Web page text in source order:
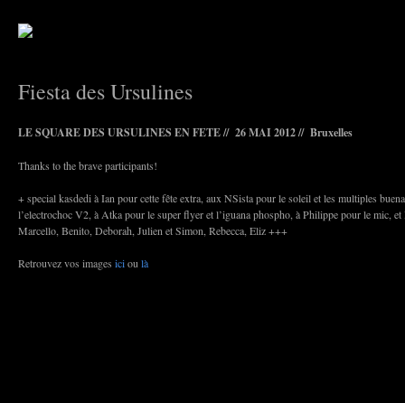
Fiesta des Ursulines
LE SQUARE DES URSULINES EN FETE // 26 MAI 2012 // Bruxelles
Thanks to the brave participants!
+ special kasdedi à Ian pour cette fête extra, aux NSista pour le soleil et les multiples
l’electrochoc V2, à Atka pour le super flyer et l’iguana phospho, à Philippe pour le mic,
Marcello, Benito, Deborah, Julien et Simon, Rebecca, Eliz +++
Retrouvez vos images iciou là